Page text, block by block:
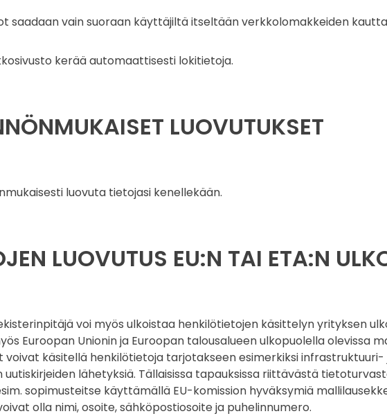
saadaan vain suoraan käyttäjiltä itseltään verkkolomakkeiden
kerää automaattisesti lokitietoja.
LUOVUTUKSET
luovuta tietojasi kenellekään.
LUOVUTUS EU:N TAI ETA:N
voi myös ulkoistaa henkilötietojen käsittelyn yrityksen
Euroopan Unionin ja Euroopan talousalueen ulkopuolella olevissa
voivat käsitellä henkilötietoja tarjotakseen esimerkiksi
uutiskirjeiden lähetyksiä. Tällaisissa tapauksissa riittävästä
sopimusteitse käyttämällä EU-komission hyväksymiä
olla nimi, osoite, sähköpostiosoite ja puhelinnumero.